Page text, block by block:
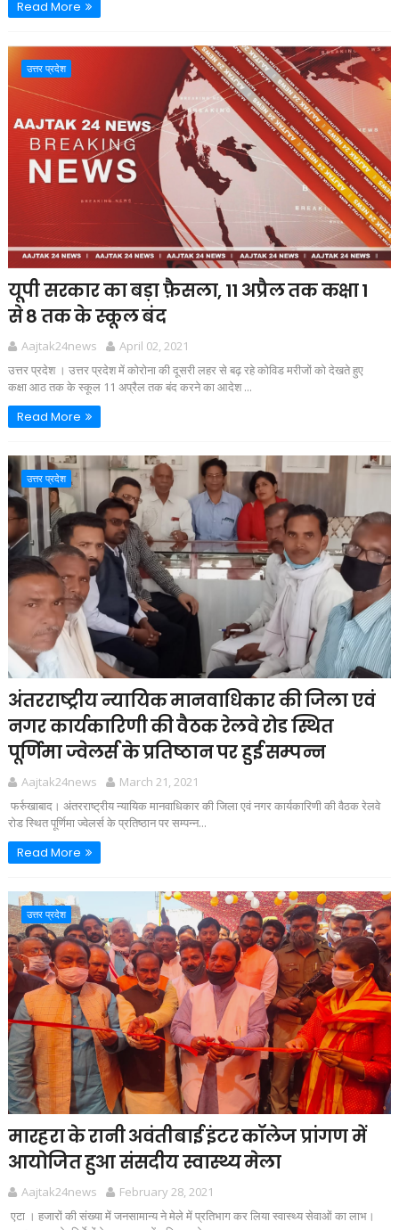
Read More
उत्तर प्रदेश
यूपी सरकार का बड़ा फ़ैसला, 11 अप्रैल तक कक्षा 1
से 8 तक के स्कूल बंद
Aajtak24news
April 02, 2021
उत्तर प्रदेश । उत्तर प्रदेश में कोरोना की दूसरी लहर से बढ़ रहे कोविड मरीजों को देखते हुए
कक्षा आठ तक के स्कूल 11 अप्रैल तक बंद करने का आदेश ...
Read More
उत्तर प्रदेश
अंतरराष्ट्रीय न्यायिक मानवाधिकार की जिला एवं
नगर कार्यकारिणी की वैठक रेलवे रोड स्थित
पूर्णिमा ज्वेलर्स के प्रतिष्ठान पर हुई सम्पन्न
Aajtak24news
March 21, 2021
फर्रुखाबाद। अंतरराष्ट्रीय न्यायिक मानवाधिकार की जिला एवं नगर कार्यकारिणी की वैठक रेलवे
रोड स्थित पूर्णिमा ज्वेलर्स के प्रतिष्ठान पर सम्पन्न...
Read More
उत्तर प्रदेश
मारहरा के रानी अवंतीबाई इंटर कॉलेज प्रांगण में
आयोजित हुआ संसदीय स्वास्थ्य मेला
Aajtak24news
February 28, 2021
एटा । हजारों की संख्या में जनसामान्य ने मेले में प्रतिभाग कर लिया स्वास्थ्य सेवाओं का लाभ।